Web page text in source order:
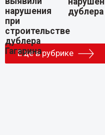
дублера
Еще в рубрике